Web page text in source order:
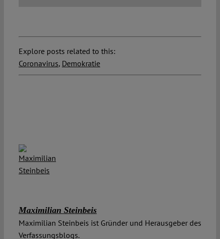
Explore posts related to this:
Coronavirus, Demokratie
Maximilian Steinbeis
Maximilian Steinbeis ist Gründer und Herausgeber des
Verfassungsblogs.